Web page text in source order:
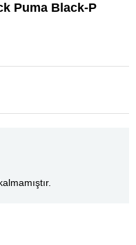
Puma Black-P